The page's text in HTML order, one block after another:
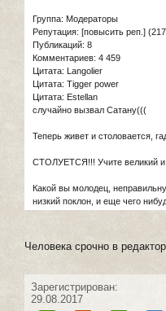
Группа: Модераторы
Репутация: [повысить реп.]
Публикаций: 8
Комментариев: 4 459
Цитата: Langolier
Цитата: Tigger power
Цитата: Estellan
случайно вызвал Сатану(((
Теперь живет и столовается,
СТОЛУЕТСЯ!!! Учите великий и
Какой вы молодец,
низкий поклон, и еще чего
Человека срочно в
Зарегистрирован:
29.08.2017